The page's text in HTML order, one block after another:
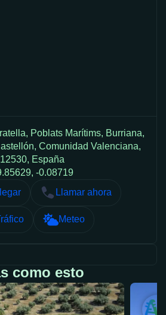
Poblats Marítims, Burriana,
Comunidad Valenciana,
12530, España
-0.08719
Llamar ahora
Meteo
como esto